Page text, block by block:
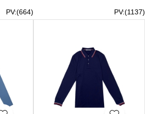
PV:(664) PV:(1137)